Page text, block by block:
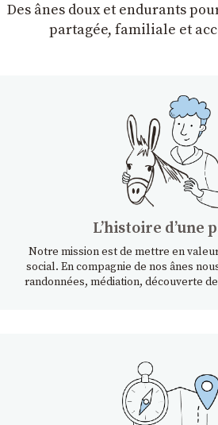
Des ânes doux et endurants
partagée, familiale et
Lʼhistoire dʼune
Notre mission est de mettre en
social. En compagnie de nos ânes
randonnées, médiation, découverte